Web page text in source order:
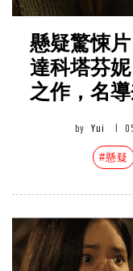
懸疑驚悚
達科塔芬
之作，名
by Yui
#懸疑